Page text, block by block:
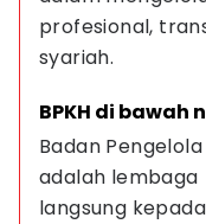
profesional,
syariah.
BPKH di bawah
Badan
adalah lembaga
langsung